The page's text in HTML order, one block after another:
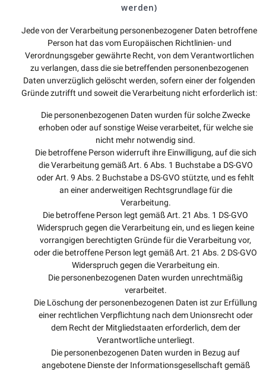
werden)
Jede von der Verarbeitung personenbezogener Daten betroffene
Person hat das vom Europäischen Richtlinien- und
Verordnungsgeber gewährte Recht, von dem Verantwortlichen
zu verlangen, dass die sie betreffenden personenbezogenen
Daten unverzüglich gelöscht werden, sofern einer der folgenden
Gründe zutrifft und soweit die Verarbeitung nicht erforderlich ist:
Die personenbezogenen Daten wurden für solche Zwecke
erhoben oder auf sonstige Weise verarbeitet, für welche sie
nicht mehr notwendig sind.
Die betroffene Person widerruft ihre Einwilligung, auf die sich
die Verarbeitung gemäß Art. 6 Abs. 1 Buchstabe a DS-GVO
oder Art. 9 Abs. 2 Buchstabe a DS-GVO stützte, und es fehlt
an einer anderweitigen Rechtsgrundlage für die
Verarbeitung.
Die betroffene Person legt gemäß Art. 21 Abs. 1 DS-GVO
Widerspruch gegen die Verarbeitung ein, und es liegen keine
vorrangigen berechtigten Gründe für die Verarbeitung vor,
oder die betroffene Person legt gemäß Art. 21 Abs. 2 DS-GVO
Widerspruch gegen die Verarbeitung ein.
Die personenbezogenen Daten wurden unrechtmäßig
verarbeitet.
Die Löschung der personenbezogenen Daten ist zur Erfüllung
einer rechtlichen Verpflichtung nach dem Unionsrecht oder
dem Recht der Mitgliedstaaten erforderlich, dem der
Verantwortliche unterliegt.
Die personenbezogenen Daten wurden in Bezug auf
angebotene Dienste der Informationsgesellschaft gemäß